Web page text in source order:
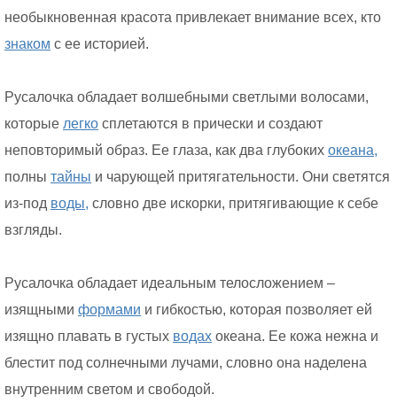
необыкновенная красота привлекает внимание всех, кто
знаком с ее историей.
Русалочка обладает волшебными светлыми волосами,
которые легко сплетаются в прически и создают
неповторимый образ. Ее глаза, как два глубоких океана,
полны тайны и чарующей притягательности. Они светятся
из-под воды, словно две искорки, притягивающие к себе
взгляды.
Русалочка обладает идеальным телосложением –
изящными формами и гибкостью, которая позволяет ей
изящно плавать в густых водах океана. Ее кожа нежна и
блестит под солнечными лучами, словно она наделена
внутренним светом и свободой.